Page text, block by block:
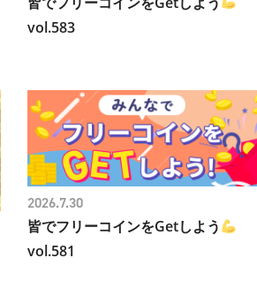
vol.583
皆でフリーコインをGetしよう
vol.581
2026.7.30